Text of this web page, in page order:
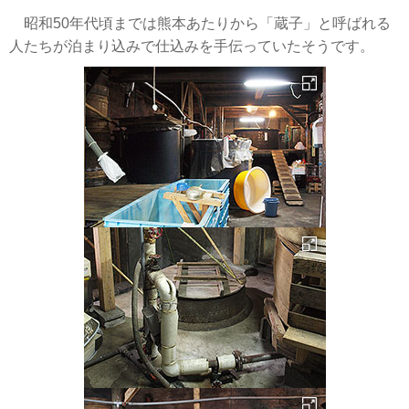
昭和50年代頃までは熊本あたりから「蔵子」と呼ばれる
人たちが泊まり込みで仕込みを手伝っていたそうです。